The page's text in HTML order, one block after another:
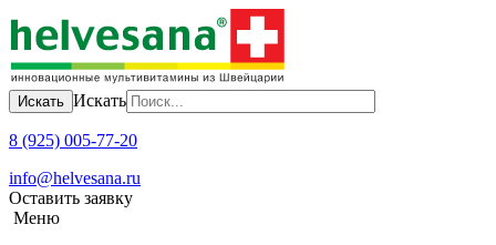
Искать Искать
8 (925) 005-77-20
info@helvesana.ru
Оставить заявку
Меню